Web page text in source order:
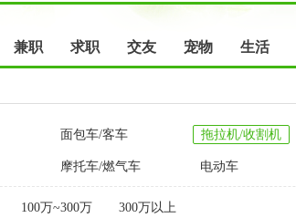
兼职 求职 交友 宠物 生活
面包车/客车 拖拉机/收割机
摩托车/燃气车 电动车
100万~300万 300万以上